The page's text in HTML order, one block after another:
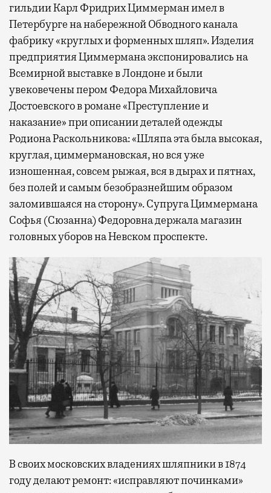
гильдии Карл Фридрих Циммерман имел в
Петербурге на набережной Обводного канала
фабрику «круглых и форменных шляп». Изделия
предприятия Циммермана экспонировались на
Всемирной выставке в Лондоне и были
увековечены пером Федора Михайловича
Достоевского в романе «Преступление и
наказание» при описании деталей одежды
Родиона Раскольникова: «Шляпа эта была высокая,
круглая, циммермановская, но вся уже
изношенная, совсем рыжая, вся в дырах и пятнах,
без полей и самым безобразнейшим образом
заломившаяся на сторону». Супруга Циммермана
Софья (Сюзанна) Федоровна держала магазин
головных уборов на Невском проспекте.
В своих московских владениях шляпники в 1874
году делают ремонт: «исправляют починками»